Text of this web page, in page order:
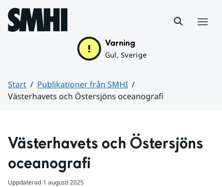
Hoppa till sidans innehåll
Varning
Gul, Sverige
Start
Publikationer från SMHI
Västerhavets och Östersjöns oceanografi
Västerhavets och Östersjöns
oceanografi
Uppdaterad 1 augusti 2025